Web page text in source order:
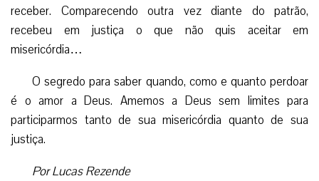
receber. Comparecendo outra vez diante do patrão,
recebeu em justiça o que não quis aceitar em
misericórdia…
O segredo para saber quando, como e quanto perdoar
é o amor a Deus. Amemos a Deus sem limites para
participarmos tanto de sua misericórdia quanto de sua
justiça.
Por Lucas Rezende